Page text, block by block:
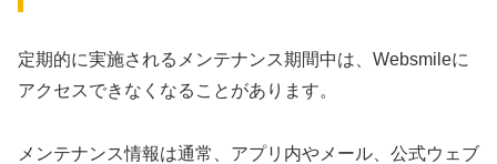
定期的に実施されるメンテナンス期間中は、Websmileに
アクセスできなくなることがあります。
メンテナンス情報は通常、アプリ内やメール、公式ウェブ